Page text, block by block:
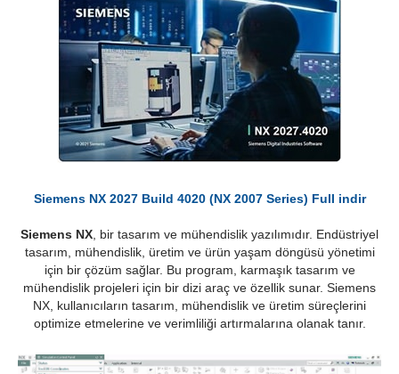
Siemens NX 2027 Build 4020 (NX 2007 Series) Full indir
Siemens NX , bir tasarım ve mühendislik yazılımıdır. Endüstriyel
tasarım, mühendislik, üretim ve ürün yaşam döngüsü yönetimi
için bir çözüm sağlar. Bu program, karmaşık tasarım ve
mühendislik projeleri için bir dizi araç ve özellik sunar. Siemens
NX, kullanıcıların tasarım, mühendislik ve üretim süreçlerini
optimize etmelerine ve verimliliği artırmalarına olanak tanır.